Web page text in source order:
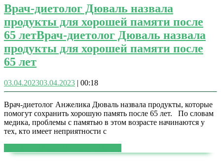
Врач-диетолог Дюваль назвала
продукты для хорошей памяти после
65 летВрач-диетолог Дюваль назвала
продукты для хорошей памяти после
65 лет
03.04.202303.04.2023 | 00:18
Врач-диетолог Анжелика Дюваль назвала продукты, которые
помогут сохранить хорошую память после 65 лет. По словам
медика, проблемы с памятью в этом возрасте начинаются у
тех, кто имеет неприятности с